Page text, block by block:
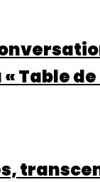
Table